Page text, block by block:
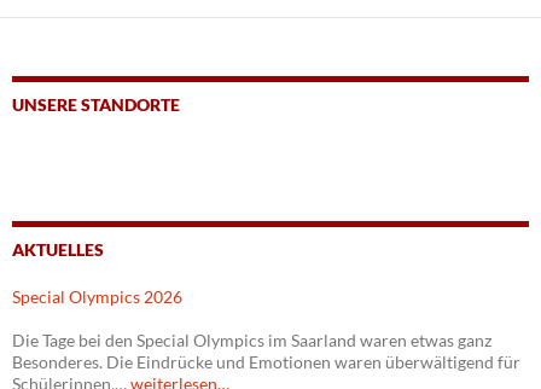
UNSERE STANDORTE
AKTUELLES
Special Olympics 2026
Die Tage bei den Special Olympics im Saarland waren etwas ganz
Besonderes. Die Eindrücke und Emotionen waren überwältigend für
Schülerinnen,…weiterlesen…